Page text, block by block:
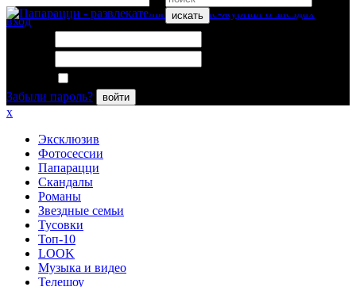
искать
вход
Забыли пароль?
войти
x
Эксклюзив
Фотосессии
Папарацци
Скандалы
Романы
Звездные семьи
Тусовки
Топ-10
LOOK
Музыка и видео
Телешоу